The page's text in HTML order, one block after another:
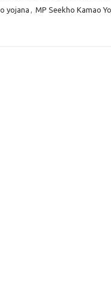
yojana , MP Seekho Kamao